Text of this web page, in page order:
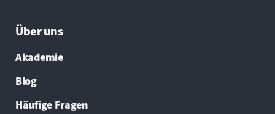
Über uns
Akademie
Blog
Häufige Fragen